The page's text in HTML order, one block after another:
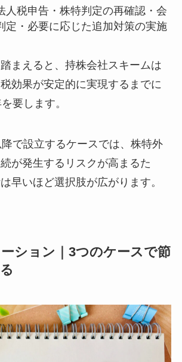
人税申告・株特判定の再確認・会
定・必要に応じた追加対策の実施
まえると、持株会社スキームは
効果が安定的に実現するまでに
要します。
で設立するケースでは、株特外
が発生するリスクが高まるた
早いほど選択肢が広がります。
ション｜3つのケースで節